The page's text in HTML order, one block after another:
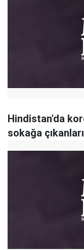
Hindistan'da
sokağa